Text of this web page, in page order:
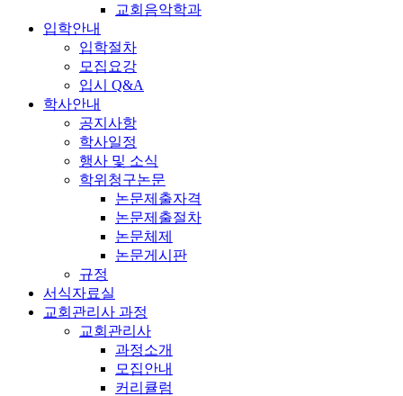
교회음악학과
입학안내
입학절차
모집요강
입시 Q&A
학사안내
공지사항
학사일정
행사 및 소식
학위청구논문
논문제출자격
논문제출절차
논문체제
논문게시판
규정
서식자료실
교회관리사 과정
교회관리사
과정소개
모집안내
커리큘럼